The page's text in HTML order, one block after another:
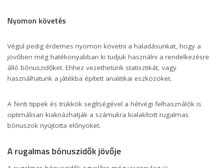
Nyomon követés
Végül pedig érdemes nyomon követni a haladásunkat, hogy a
jövőben még hatékonyabban ki tudjuk használni a rendelkezésre
álló bónuszidőket. Ehhez vezethetünk statisztikát, vagy
használhatunk a játékba épített analitikai eszközöket.
A fenti tippek és trükkök segítségével a hétvégi felhasználók is
optimálisan kiaknázhatják a számukra kialakított rugalmas
bónuszok nyújtotta előnyöket.
A rugalmas bónuszidők jövője